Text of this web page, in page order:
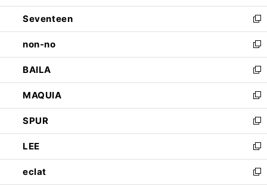
開
く
ウ
で
開
く
ン
ド
ウ
で
開
く
Seventeen
新
し
い
ウ
ィ
ン
ド
ウ
で
開
く
non-no
新
し
い
ウ
ィ
ン
ド
ウ
で
開
く
BAILA
新
し
い
ウ
ィ
ン
ド
ウ
で
MAQUIA
新
し
い
ウ
ィ
ン
ド
SPUR
新
し
い
ウ
ィ
LEE
新
し
い
eclat
新